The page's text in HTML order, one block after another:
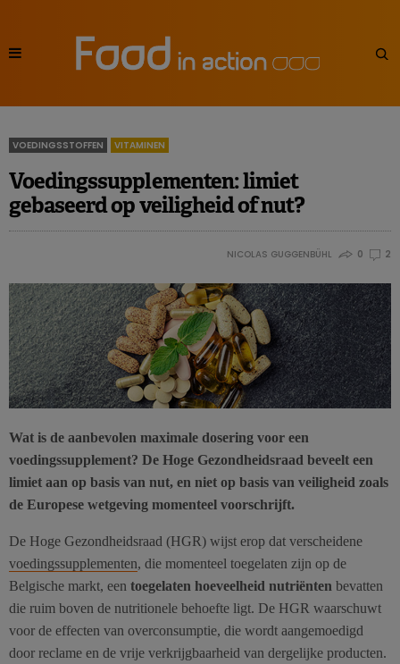
VOEDINGSSTOFFEN VITAMINEN
Voedingssupplementen: limiet
gebaseerd op veiligheid of nut?
NICOLAS GUGGENBÜHL 0 2
Wat is de aanbevolen maximale dosering voor een
voedingssupplement? De Hoge Gezondheidsraad beveelt een
limiet aan op basis van nut, en niet op basis van veiligheid zoals
de Europese wetgeving momenteel voorschrijft.
De Hoge Gezondheidsraad (HGR) wijst erop dat verscheidene
voedingssupplementen, die momenteel toegelaten zijn op de
Belgische markt, een toegelaten hoeveelheid nutriënten bevatten
die ruim boven de nutritionele behoefte ligt. De HGR waarschuwt
voor de effecten van overconsumptie, die wordt aangemoedigd
door reclame en de vrije verkrijgbaarheid van dergelijke producten.